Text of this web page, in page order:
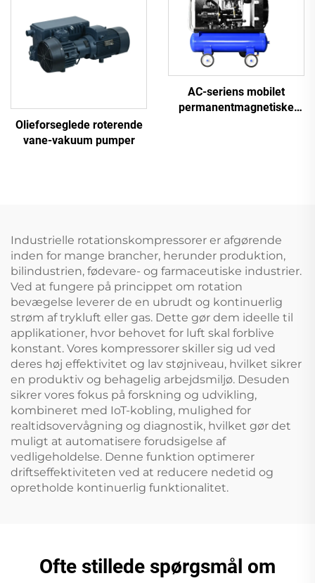
Olieforseglede roterende
vane-vakuum pumper
AC-seriens mobilet
permanentmagnetiske
Industrielle rotationskompressorer er afgørende
inden for mange brancher, herunder produktion,
bilindustrien, fødevare- og farmaceutiske industrier.
Ved at fungere på princippet om rotation
bevægelse leverer de en ubrudt og kontinuerlig
strøm af trykluft eller gas. Dette gør dem ideelle til
applikationer, hvor behovet for luft skal forblive
konstant. Vores kompressorer skiller sig ud ved
deres høj effektivitet og lav støjniveau, hvilket sikrer
en produktiv og behagelig arbejdsmiljø. Desuden
sikrer vores fokus på forskning og udvikling,
kombineret med IoT-kobling, mulighed for
realtidsovervågning og diagnostik, hvilket gør det
muligt at automatisere forudsigelse af
vedligeholdelse. Denne funktion optimerer
driftseffektiviteten ved at reducere nedetid og
opretholde kontinuerlig funktionalitet.
Ofte stillede spørgsmål om